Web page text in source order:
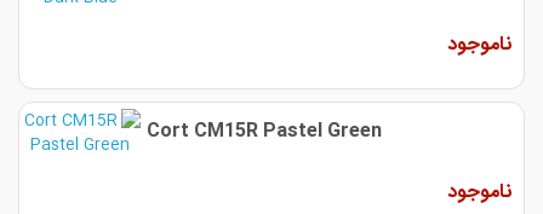
ناموجود
Cort CM15R Pastel Green
ناموجود